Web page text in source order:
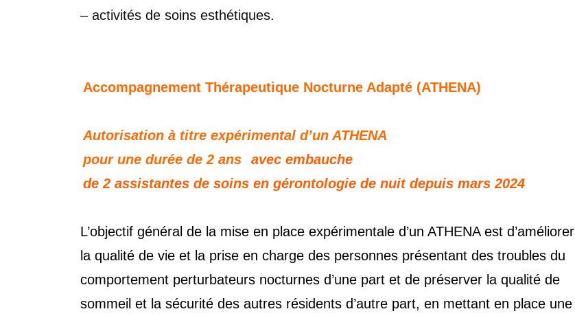
– activités de soins esthétiques.
Accompagnement Thérapeutique Nocturne Adapté (ATHENA)
Autorisation à titre expérimental d’un ATHENA
pour une durée de 2 ans
avec embauche
de 2 assistantes de soins en gérontologie de nuit depuis mars 2024
L’objectif général de la mise en place expérimentale d’un ATHENA est d’améliorer
la qualité de vie et la prise en charge des personnes présentant des troubles du
comportement perturbateurs nocturnes d’une part et de préserver la qualité de
sommeil et la sécurité des autres résidents d’autre part, en mettant en place une